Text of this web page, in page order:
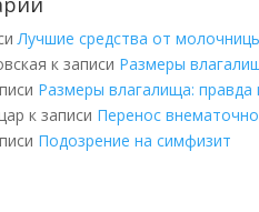
Лучшие средства от
к записи Размеры
Размеры влагалища:
к записи Перенос
Подозрение на симфизит